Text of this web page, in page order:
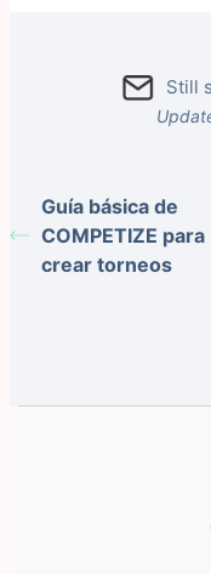
Still
Guía básica de
COMPETIZE para
crear torneos